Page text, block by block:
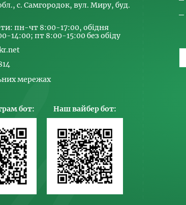
с. Самгородок, вул. Миру, буд.
пн-чт 8:00-17:00, обідня
14:00; пт 8:00-15:00 без обіду
мережах
бот: Наш вайбер бот: